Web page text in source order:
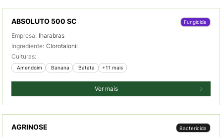
ABSOLUTO 500 SC Fungicida
Empresa: Iharabras
Ingrediente: Clorotalonil
Culturas:
Amendoim Banana Batata +11 mais
Ver mais
AGRINOSE Bactericida